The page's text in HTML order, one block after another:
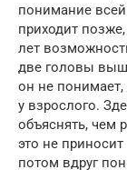
понимание всей
приходит
лет
две головы
он не понимает,
у взрослого.
объяснять, чем
это не
потом вдруг